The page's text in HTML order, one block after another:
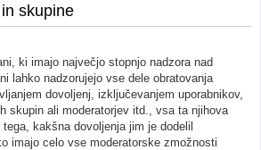
skupine
ki imajo največjo stopnjo nadzora nad
lahko nadzorujejo vse dele obratovanja
dovoljenj, izključevanjem uporabnikov,
skupin ali moderatorjev itd., vsa ta njihova
kakšna dovoljenja jim je dodelil
imajo celo vse moderatorske zmožnosti